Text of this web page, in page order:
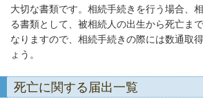
大切な書類です。相続手続きを行う場合、
る書類として、被相続人の出生から死亡ま
なりますので、相続手続きの際には数通取
ょう。
死亡に関する届出一覧